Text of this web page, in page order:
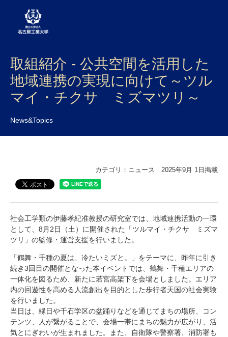
大学案内
学部・大学院・センター
研究・教員Navi
受験生 在学生
卒業生
企業・研究者
地域・一般
寄附のお願い
アクセス
キャンパスマップ お問い合わせ English 資料請求
取組紹介 - 公共空間を活用した
地域連携の実現に向けて～ツル
マイ・チクサ ミズマツリ～
News&Topics
カテゴリ：ニュース｜2025年9月 1日掲載
社会工学類の伊藤孝紀准教授の研究室では、地域連携活動の一環
として、8月2日（土）に開催された「ツルマイ・チクサ ミズマ
ツリ」の監修・運営支援を行いました。
「鶴舞・千種の夏は、冷たいミズと。」をテーマに、昨年に引き
続き3回目の開催となった本イベントでは、鶴舞・千種エリアの
一体化を図るため、新たに若宮高架下を会場としました。エリア
内の回遊性を高める人流創出を目的とした歩行者天国の社会実験
を行いました。
当日は、縁日や千石学区の盆踊りなどを通じてまちの場所、コン
テンツ、人が繋がることで、会場一帯にまちの魅力が広がり、活
気とにぎわいが生まれました。また、自衛隊や警察署、消防署も